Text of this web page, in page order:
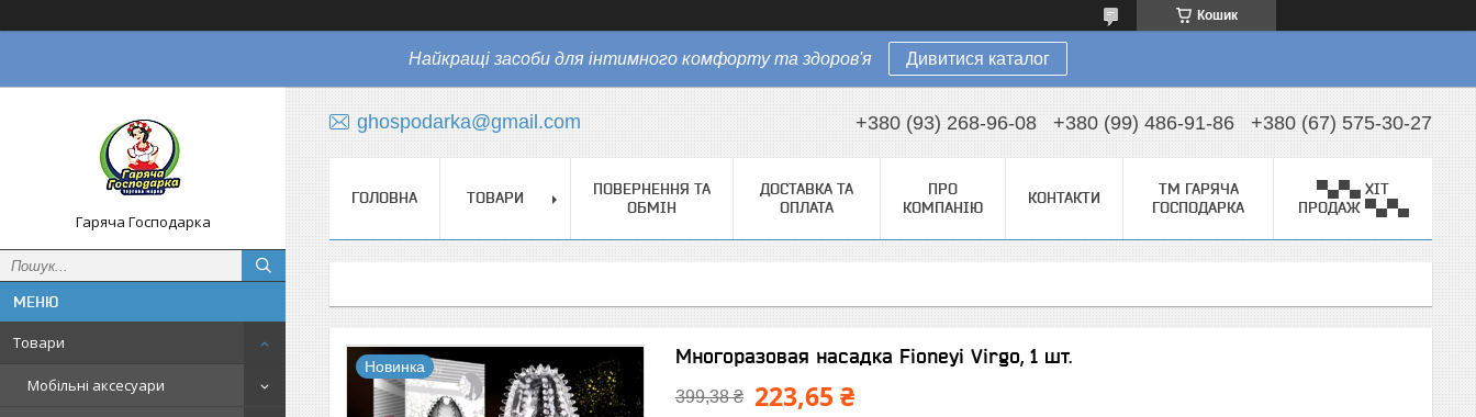
Кошик
Найкращі засоби для інтимного комфорту та здоров'я Дивитися каталог
Гаряча Господарка
Товари
Мобільні аксесуари
ghospodarka@gmail.com +380 (93) 268-96-08 +380 (99) 486-91-86 +380 (67) 575-30-27
ГОЛОВНА ТОВАРИ
ПОВЕРНЕННЯ ТА
ОБМІН
ДОСТАВКА ТА
ОПЛАТА
ПРО
КОМПАНІЮ
КОНТАКТИ
ТМ ГАРЯЧА
ГОСПОДАРКА
▀▄▀▄ ХІТ
ПРОДАЖ ▀▄▀▄
Новинка Многоразовая насадка Fioneyi Virgo, 1 шт.
399,38 ₴ 223,65 ₴